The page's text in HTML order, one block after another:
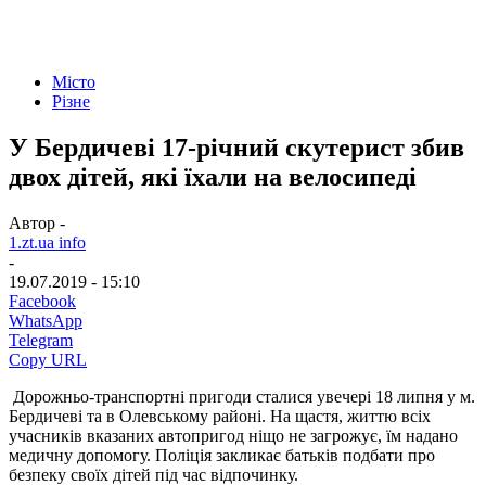
Місто
Різне
У Бердичеві 17-річний скутерист збив
двох дітей, які їхали на велосипеді
Автор -
1.zt.ua info
-
19.07.2019 - 15:10
Facebook
WhatsApp
Telegram
Copy URL
Дорожньо-транспортні пригоди сталися увечері 18 липня у м.
Бердичеві та в Олевському районі. На щастя, життю всіх
учасників вказаних автопригод ніщо не загрожує, їм надано
медичну допомогу. Поліція закликає батьків подбати про
безпеку своїх дітей під час відпочинку.